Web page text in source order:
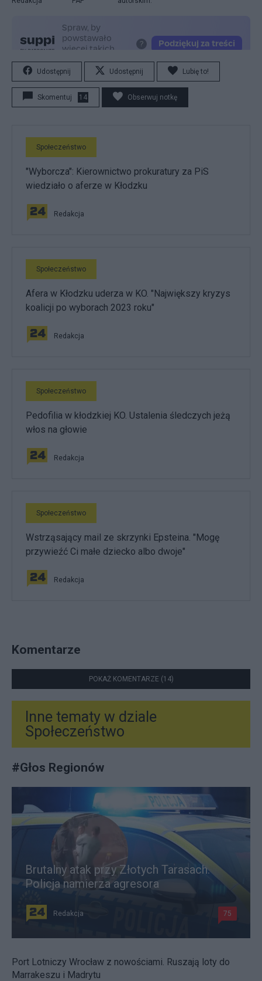
Udostępnij Udostępnij Lubię to!
Skomentuj 14 Obserwuj notkę
Społeczeństwo
"Wyborcza": Kierownictwo prokuratury za PiS
wiedziało o aferze w Kłodzku
Redakcja
Społeczeństwo
Afera w Kłodzku uderza w KO. "Największy kryzys
koalicji po wyborach 2023 roku"
Redakcja
Społeczeństwo
Pedofilia w kłodzkiej KO. Ustalenia śledczych jeżą
włos na głowie
Redakcja
Społeczeństwo
Wstrząsający mail ze skrzynki Epsteina. "Mogę
przywieźć Ci małe dziecko albo dwoje"
Redakcja
Komentarze
POKAŻ KOMENTARZE (14)
Inne tematy w dziale
Społeczeństwo
#Głos Regionów
Brutalny atak przy Złotych Tarasach.
Policja namierza agresora
Redakcja 75
Port Lotniczy Wrocław z nowościami. Ruszają loty do
Marrakeszu i Madrytu